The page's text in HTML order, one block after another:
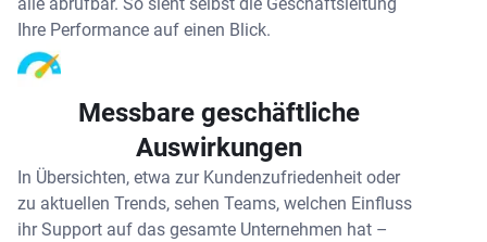
Ihre Performance auf einen Blick.
Messbare geschäftliche
Auswirkungen
In Übersichten, etwa zur Kundenzufriedenheit oder
zu aktuellen Trends, sehen Teams, welchen Einfluss
ihr Support auf das gesamte Unternehmen hat –